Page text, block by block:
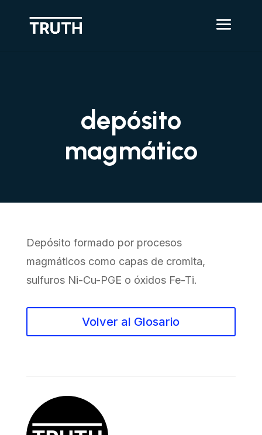
depósito
magmático
Depósito formado por procesos
magmáticos como capas de cromita,
sulfuros Ni-Cu-PGE o óxidos Fe-Ti.
Volver al Glosario